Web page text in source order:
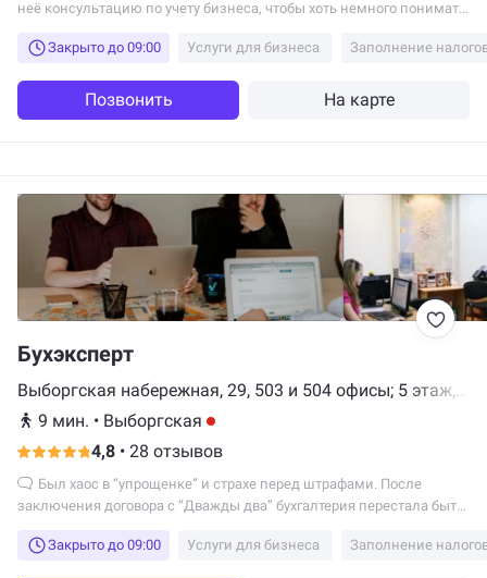
неё консультацию по учету бизнеса, чтобы хоть немного понимать,
и без воды)) Вы супер, ребят Спасибо за ваш труд , и за то, что
Закрыто до 09:00 Услуги для бизнеса Заполнение
Позвонить На карте
Бухэксперт
Выборгская набережная, 29, 503 и 504 офисы; 5 этаж,
Санкт-Петербург
9 мин. • Выборгская
4,8 • 28 отзывов
заключения договора с “Дважды два” бухгалтерия перестала быть
Закрыто до 09:00
Услуги для бизнеса Заполнение